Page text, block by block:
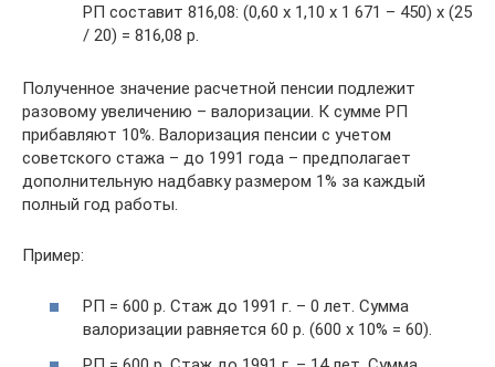
РП составит 816,08: (0,60 х 1,10 х 1 671 – 450) х (25
/ 20) = 816,08 р.
Полученное значение расчетной пенсии подлежит
разовому увеличению – валоризации. К сумме РП
прибавляют 10%. Валоризация пенсии с учетом
советского стажа – до 1991 года – предполагает
дополнительную надбавку размером 1% за каждый
полный год работы.
Пример:
РП = 600 р. Стаж до 1991 г. – 0 лет. Сумма
валоризации равняется 60 р. (600 х 10% = 60).